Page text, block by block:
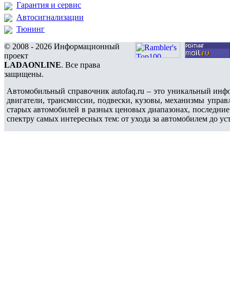
Гарантия и сервис
Автосигнализации
Тюнинг
© 2008 - 2026 Информационный
проект
LADAONLINE. Все права
защищены.
Автомобильный справочник autofaq.ru – это уникальный
двигатели, трансмиссии, подвески, кузовы, механизмы
старых автомобилей в разных ценовых диапазонах,
спектру самых интересных тем: от ухода за автомобилем до